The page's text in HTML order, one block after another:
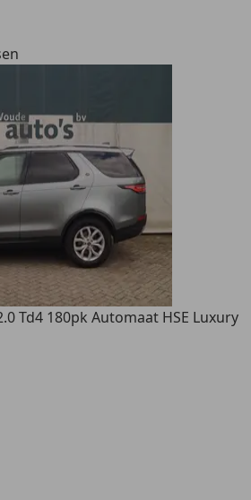
Td4 180pk Automaat HSE Luxury